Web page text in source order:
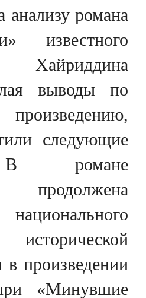
анализу романа
известного
выводы по
следующие
В романе
продолжена
в произведении
«Минувшие